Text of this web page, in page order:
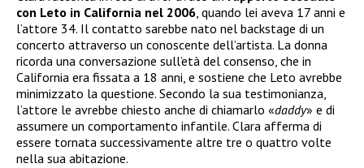
con Leto in California nel 2006, quando lei aveva 17 anni e
l’attore 34. Il contatto sarebbe nato nel backstage di un
concerto attraverso un conoscente dell’artista. La donna
ricorda una conversazione sull’età del consenso, che in
California era fissata a 18 anni, e sostiene che Leto avrebbe
minimizzato la questione. Secondo la sua testimonianza,
l’attore le avrebbe chiesto anche di chiamarlo «daddy» e di
assumere un comportamento infantile. Clara afferma di
essere tornata successivamente altre tre o quattro volte
nella sua abitazione.